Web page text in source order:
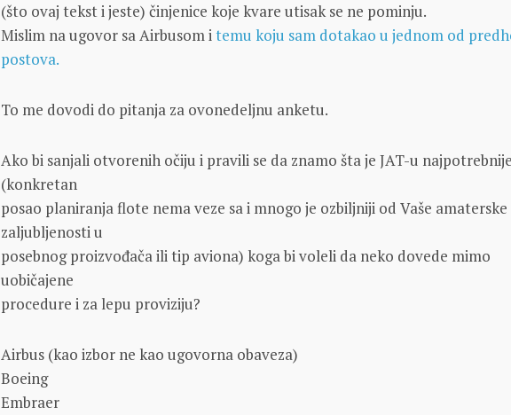
(što ovaj tekst i jeste) činjenice koje kvare utisak se ne pominju.
Mislim na ugovor sa Airbusom itemu koju sam dotakao u jednom od
postova.
To me dovodi do pitanja za ovonedeljnu anketu.
Ako bi sanjali otvorenih očiju i pravili se da znamo šta je JAT-u
(konkretan
posao planiranja flote nema veze sa i mnogo je ozbiljniji od Vaše amaterske
zaljubljenosti u
posebnog proizvođača ili tip aviona) koga bi voleli da neko dovede mimo
uobičajene
procedure i za lepu proviziju?
Airbus (kao izbor ne kao ugovorna obaveza)
Boeing
Embraer